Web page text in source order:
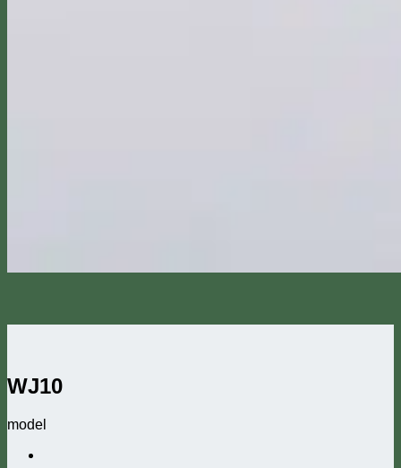
WJ10
model